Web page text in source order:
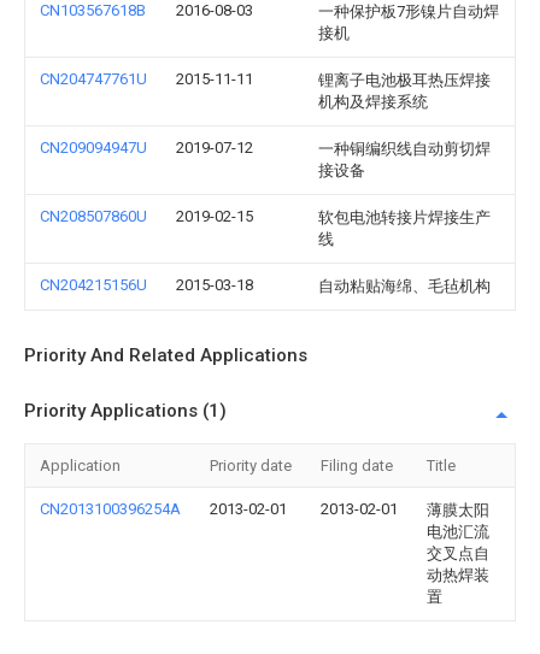
CN103567618B 2016-08-03
一种保护板7形镍片自动焊
接机
CN204747761U 2015-11-11
锂离子电池极耳热压焊接
机构及焊接系统
CN209094947U 2019-07-12
一种铜编织线自动剪切焊
接设备
CN208507860U 2019-02-15
软包电池转接片焊接生产
线
CN204215156U 2015-03-18 自动粘贴海绵、毛毡机构
Priority And Related Applications
Priority Applications (1)
Application Priority date Filing date Title
CN2013100396254A 2013-02-01 2013-02-01
薄膜太阳
电池汇流
交叉点自
动热焊装
置